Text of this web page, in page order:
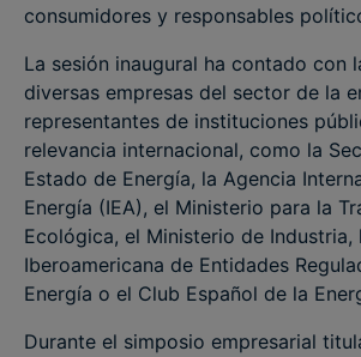
consumidores y responsables
La sesión inaugural ha contado con
diversas empresas del sector de la
representantes de instituciones
relevancia internacional, como la
Estado de Energía, la Agencia
Energía (IEA), el Ministerio para la
Ecológica, el Ministerio de Industria,
Iberoamericana de Entidades
Energía o el Club Español de la
Durante el simposio empresarial